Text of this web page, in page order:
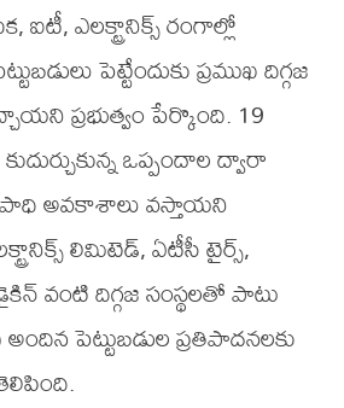
ఐటీ, ఎలక్ట్రానిక్స్‌ రంగాల్లో
పెట్టేందుకు ప్రముఖ దిగ్గజ
ప్రభుత్వం పేర్కొంది. 19
కుదుర్చుకున్న ఒప్పందాల ద్వారా
అవకాశాలు వస్తాయని
లిమిటెడ్, ఏటీసీ టైర్స్,
వంటి దిగ్గజ సంస్థలతో పాటు
పెట్టుబడుల ప్రతిపాదనలకు